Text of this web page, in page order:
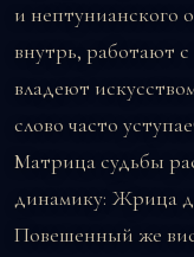
и нептунианского
внутрь, работают
владеют
слово часто
Матрица судьбы
динамику: Жрица
Повешенный же